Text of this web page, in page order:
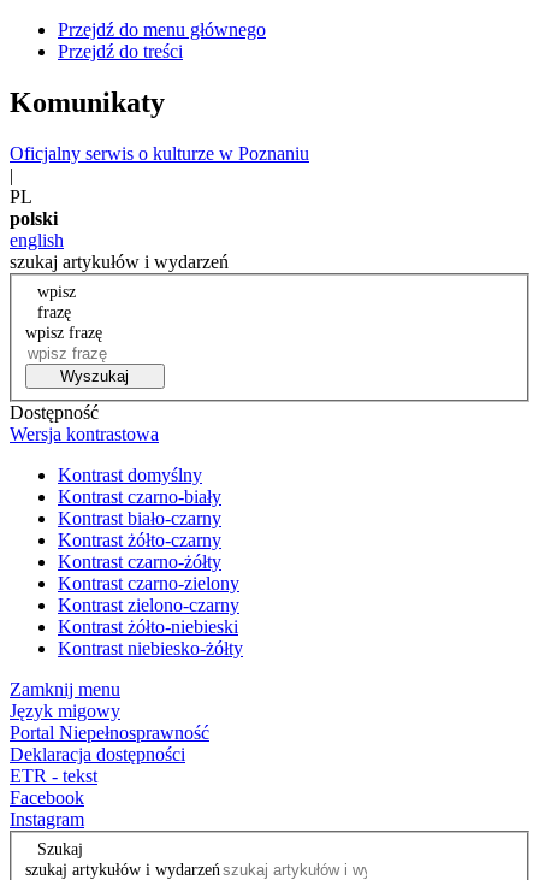
Przejdź do menu głównego
Przejdź do treści
Komunikaty
Oficjalny serwis o kulturze w Poznaniu
|
PL
polski
english
szukaj artykułów i wydarzeń
wpisz
frazę
wpisz frazę
Wyszukaj
Dostępność
Wersja kontrastowa
Kontrast domyślny
Kontrast czarno-biały
Kontrast biało-czarny
Kontrast żółto-czarny
Kontrast czarno-żółty
Kontrast czarno-zielony
Kontrast zielono-czarny
Kontrast żółto-niebieski
Kontrast niebiesko-żółty
Zamknij menu
Język migowy
Portal Niepełnosprawność
Deklaracja dostępności
ETR - tekst
Facebook
Instagram
Szukaj
szukaj artykułów i wydarzeń